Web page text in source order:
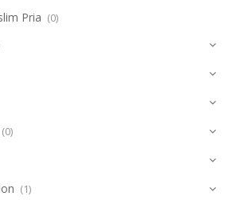
Pria (0)
(0)
(1)